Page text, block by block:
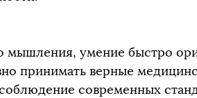
мышления, умение быстро
принимать верные
современных